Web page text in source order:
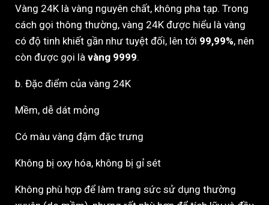
Vàng 24K là vàng nguyên chất, không pha tạp. Trong
cách gọi thông thường, vàng 24K được hiểu là vàng
có độ tinh khiết gần như tuyệt đối, lên tới 99,99%, nên
còn được gọi là vàng 9999.
b. Đặc điểm của vàng 24K
Mềm, dễ dát mỏng
Có màu vàng đậm đặc trưng
Không bị oxy hóa, không bị gỉ sét
Không phù hợp để làm trang sức sử dụng thường